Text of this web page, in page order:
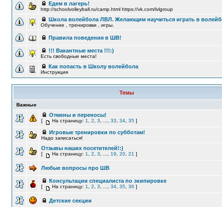
Едем в лагерь!
http://schoolvolleyball.ru/camp.html https://vk.com/lvlgroup
Школа волейбола ЛВЛ. Желающим научиться играть в
Обучение , тренировки , игры.
Правила поведения в ШВ!
!!! Вакантные места !!!:)
Есть свободные места!
Как попасть в Школу волейбола
Инструкция
Темы
Важные
Отмены и переносы!
[ На страницу: 1 2 3 33 34 35 ]
Игровые тренировки по субботам!
Надо записаться!
Отзывы наших посетителей!:)
[ На страницу: 1 2 3 19 20 21 ]
Любые вопросы про ШВ
Консультации специалиста по экипировке
[ На страницу: 1 2 3 34 35 36 ]
Детские секции